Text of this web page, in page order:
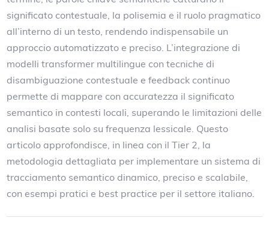
significato contestuale, la polisemia e il ruolo pragmatico
all’interno di un testo, rendendo indispensabile un
approccio automatizzato e preciso. L’integrazione di
modelli transformer multilingue con tecniche di
disambiguazione contestuale e feedback continuo
permette di mappare con accuratezza il significato
semantico in contesti locali, superando le limitazioni delle
analisi basate solo su frequenza lessicale. Questo
articolo approfondisce, in linea con il Tier 2, la
metodologia dettagliata per implementare un sistema di
tracciamento semantico dinamico, preciso e scalabile,
con esempi pratici e best practice per il settore italiano.